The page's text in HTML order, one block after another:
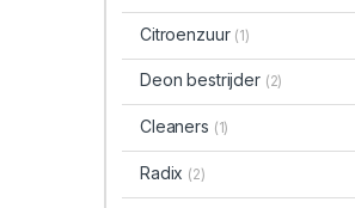
Citroenzuur (1)
Deon bestrijder (2)
Cleaners (1)
Radix (2)